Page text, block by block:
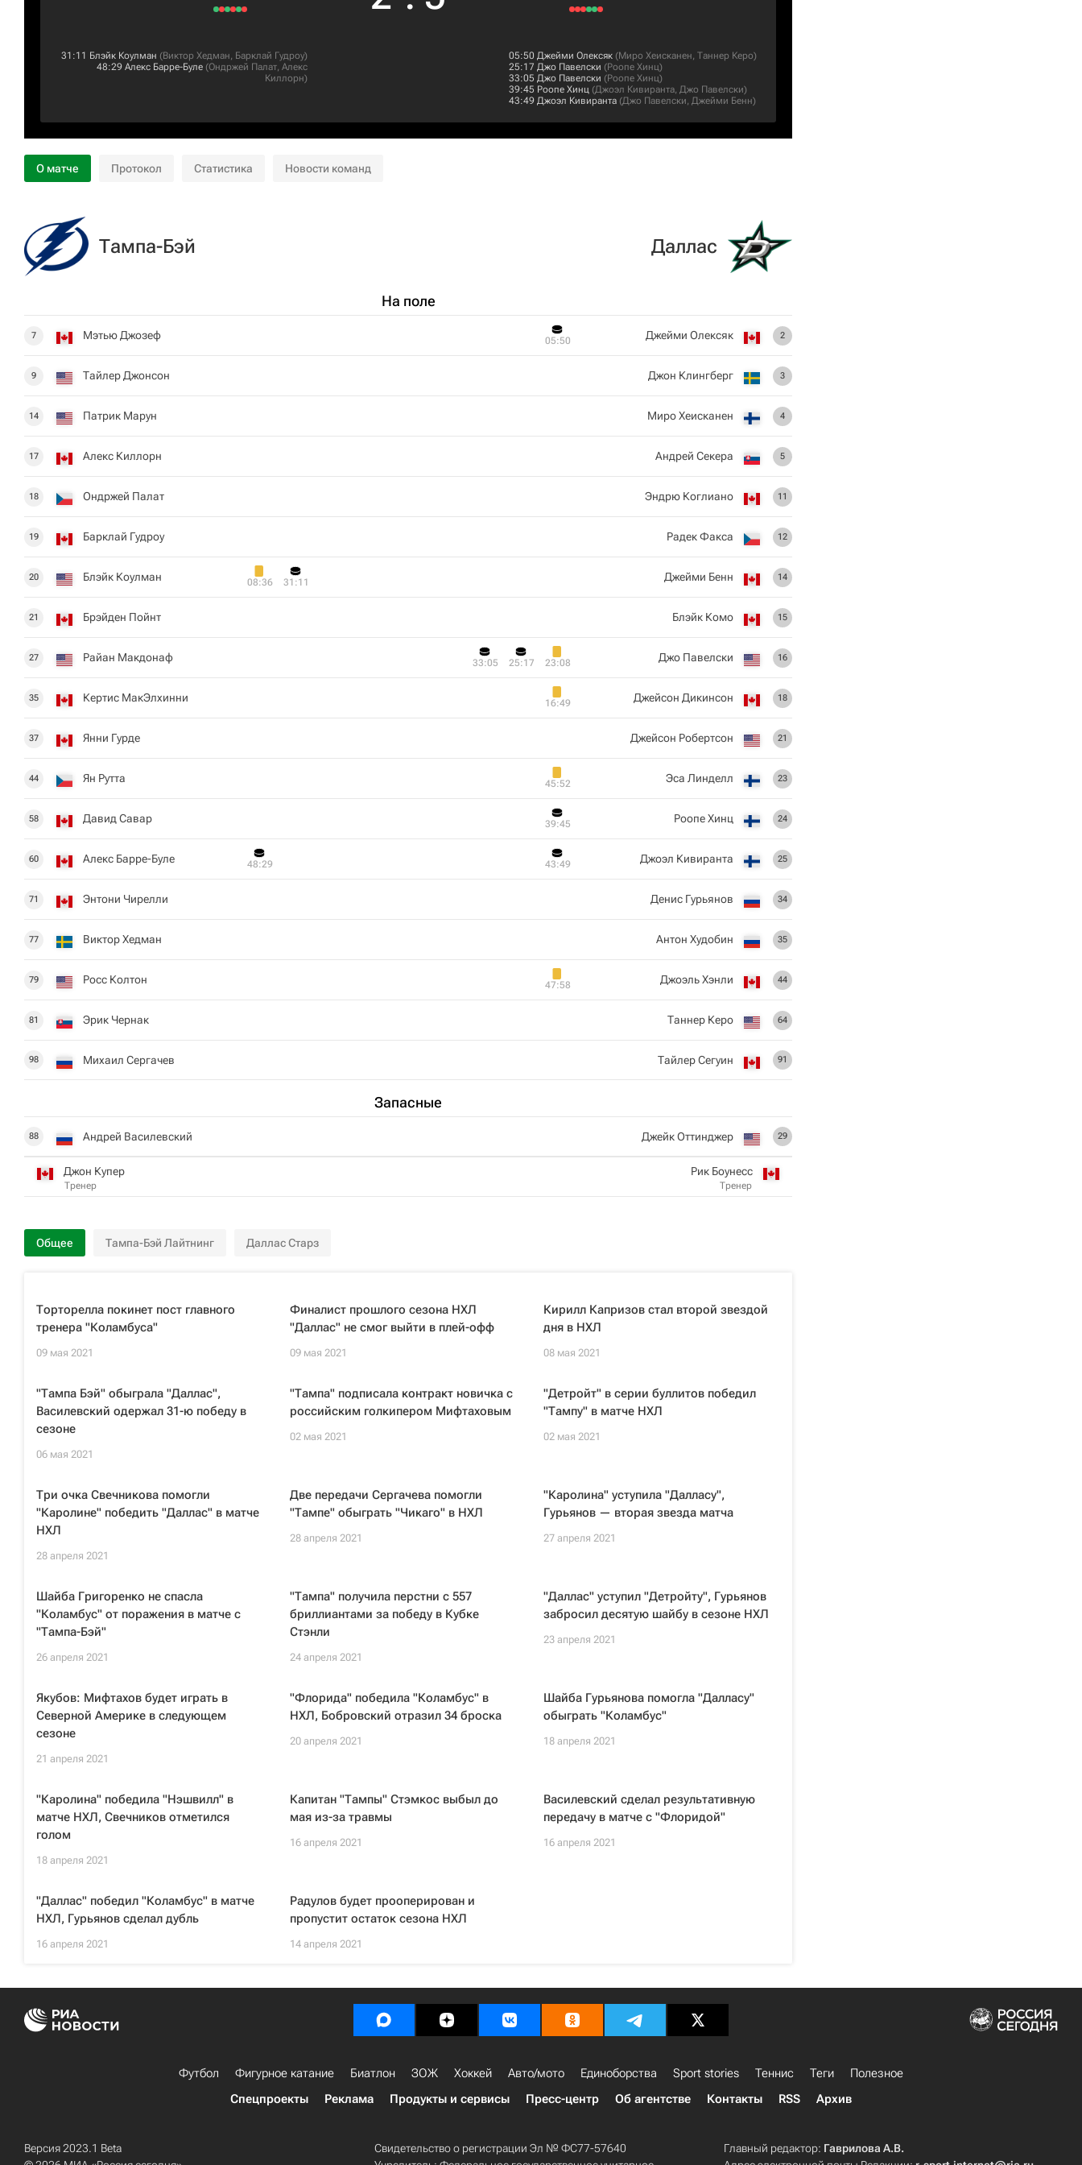
31:11 Блэйк Коулман (Виктор Хедман, Барклай Гудроу)
48:29 Алекс Барре-Буле (Ондржей Палат, Алекс
Киллорн)
05:50 Джейми Олексяк (Миро Хеисканен, Таннер Керо)
25:17 Джо Павелски (Роопе Хинц)
33:05 Джо Павелски (Роопе Хинц)
39:45 Роопе Хинц (Джоэл Кивиранта, Джо Павелски)
43:49 Джоэл Кивиранта (Джо Павелски, Джейми Бенн)
О матче Протокол Статистика Новости команд
Тампа-Бэй
На поле
7 Мэтью Джозеф
9 Тайлер Джонсон
14 Патрик Марун
17 Алекс Киллорн
18 Ондржей Палат
19 Барклай Гудроу
20 Блэйк Коулман 08:36 31:11
21 Брэйден Пойнт
27 Райан Макдонаф
35 Кертис МакЭлхинни
37 Янни Гурде
44 Ян Рутта
58 Давид Савар
60 Алекс Барре-Буле 48:29
71 Энтони Чирелли
77 Виктор Хедман
79 Росс Колтон
81 Эрик Чернак
98 Михаил Сергачев
Запасные
88 Андрей Василевский
Джон Купер
Тренер
Даллас
2
Джейми Олексяк
05:50
3
Джон Клингберг
4
Миро Хеисканен
5
Андрей Секера
11
Эндрю Коглиано
12
Радек Факса
14
Джейми Бенн
15
Блэйк Комо
16
Джо Павелски
23:08
25:17
33:05
18
Джейсон Дикинсон
16:49
21
Джейсон Робертсон
23
Эса Линделл
45:52
24
Роопе Хинц
39:45
25
Джоэл Кивиранта
43:49
34
Денис Гурьянов
35
Антон Худобин
44
Джоэль Хэнли
47:58
64
Таннер Керо
91
Тайлер Сегуин
29
Джейк Оттинджер
Рик Боунесс
Тренер
Общее Тампа-Бэй Лайтнинг Даллас Старз
Торторелла покинет пост главного
тренера "Коламбуса"
09 мая 2021
Финалист прошлого сезона НХЛ
"Даллас" не смог выйти в плей-офф
09 мая 2021
Кирилл Капризов стал второй звездой
дня в НХЛ
08 мая 2021
"Тампа Бэй" обыграла "Даллас",
Василевский одержал 31-ю победу в
сезоне
06 мая 2021
"Тампа" подписала контракт новичка с
российским голкипером Мифтаховым
02 мая 2021
"Детройт" в серии буллитов победил
"Тампу" в матче НХЛ
02 мая 2021
Три очка Свечникова помогли
"Каролине" победить "Даллас" в матче
НХЛ
28 апреля 2021
Две передачи Сергачева помогли
"Тампе" обыграть "Чикаго" в НХЛ
28 апреля 2021
"Каролина" уступила "Далласу",
Гурьянов — вторая звезда матча
27 апреля 2021
Шайба Григоренко не спасла
"Коламбус" от поражения в матче с
"Тампа-Бэй"
26 апреля 2021
"Тампа" получила перстни с 557
бриллиантами за победу в Кубке
Стэнли
24 апреля 2021
"Даллас" уступил "Детройту", Гурьянов
забросил десятую шайбу в сезоне НХЛ
23 апреля 2021
Якубов: Мифтахов будет играть в
Северной Америке в следующем
сезоне
21 апреля 2021
"Флорида" победила "Коламбус" в
НХЛ, Бобровский отразил 34 броска
20 апреля 2021
Шайба Гурьянова помогла "Далласу"
обыграть "Коламбус"
18 апреля 2021
"Каролина" победила "Нэшвилл" в
матче НХЛ, Свечников отметился
голом
18 апреля 2021
Капитан "Тампы" Стэмкос выбыл до
мая из-за травмы
16 апреля 2021
Василевский сделал результативную
передачу в матче с "Флоридой"
16 апреля 2021
"Даллас" победил "Коламбус" в матче
НХЛ, Гурьянов сделал дубль
16 апреля 2021
Радулов будет прооперирован и
пропустит остаток сезона НХЛ
14 апреля 2021
Футбол Фигурное катание Биатлон ЗОЖ Хоккей Авто/мото Единоборства Sport stories Теннис Теги
Полезное
Спецпроекты
Реклама Продукты и сервисы Пресс-центр Об агентстве Контакты RSS Архив
Версия 2023.1 Beta
Свидетельство о регистрации Эл № ФС77-57640
Главный редактор: Гаврилова А.В.